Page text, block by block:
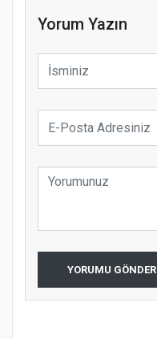
Yorum Yazın
YORUMU GÖNDER